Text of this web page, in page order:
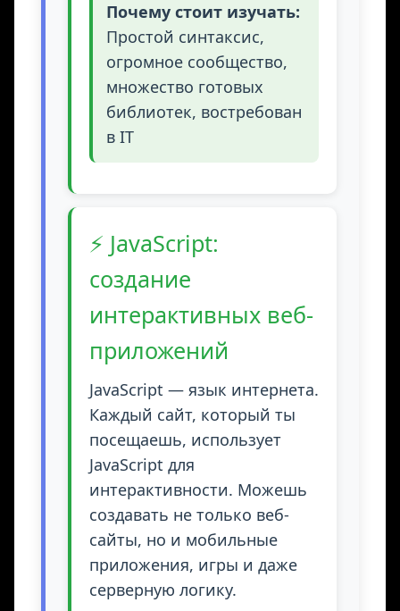
Почему стоит изучать:
Простой синтаксис,
огромное сообщество,
множество готовых
библиотек, востребован
в IT
⚡ JavaScript:
создание
интерактивных веб-
приложений
JavaScript — язык интернета.
Каждый сайт, который ты
посещаешь, использует
JavaScript для
интерактивности. Можешь
создавать не только веб-
сайты, но и мобильные
приложения, игры и даже
серверную логику.